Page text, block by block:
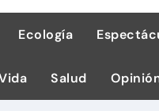
1,600 equipos
por ignorar distancias
Ecología
Salud